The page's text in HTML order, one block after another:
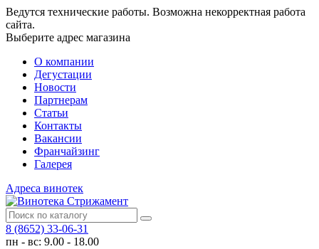
Ведутся технические работы. Возможна некорректная работа
сайта.
Выберите адрес магазина
О компании
Дегустации
Новости
Партнерам
Статьи
Контакты
Вакансии
Франчайзинг
Галерея
Адреса винотек
8 (8652) 33-06-31
пн - вс: 9.00 - 18.00